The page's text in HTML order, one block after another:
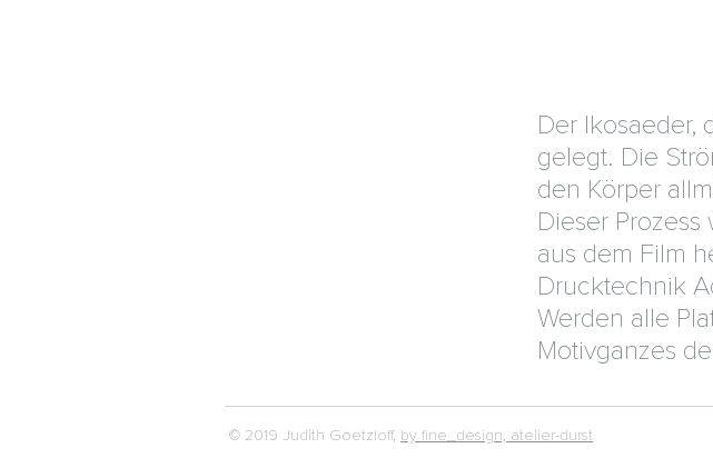
Der Ikosaeder,
gelegt. Die
den Körper
Dieser
aus dem Film
Drucktechnik
Werden alle
Motivganzes
© 2019 Judith Goetzloff, by fine_design, atelier-durst